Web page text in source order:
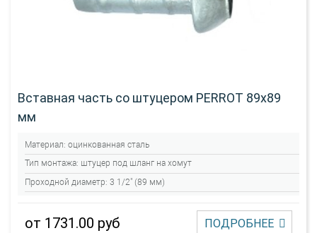
Вставная часть со штуцером PERROT 89х89
мм
Материал: оцинкованная сталь
Тип монтажа: штуцер под шланг на хомут
Проходной диаметр: 3 1/2" (89 мм)
от 1731.00 руб ПОДРОБНЕЕ